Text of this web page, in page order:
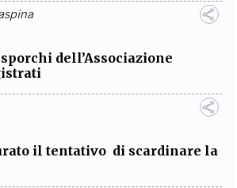
dell’Associazione
il tentativo di scardinare la